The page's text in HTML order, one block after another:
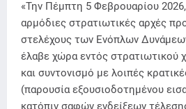
«Την Πέμπτη 5 Φεβρουαρίου
αρμόδιες στρατιωτικές αρχές
στελέχους των Ενόπλων
έλαβε χώρα εντός στρατιωτικού
και συντονισμό με λοιπές
(παρουσία εξουσιοδοτημένου
κατόπιν σαφών ενδείξεων